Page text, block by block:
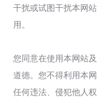
干扰或试图干扰本网
用。
您同意在使用本网站
道德。您不得利用本
任何违法、侵犯他人